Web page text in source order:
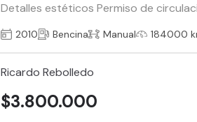
Detalles estéticos Permiso de
2010 Bencina Manual 184000
Ricardo Rebolledo
$3.800.000